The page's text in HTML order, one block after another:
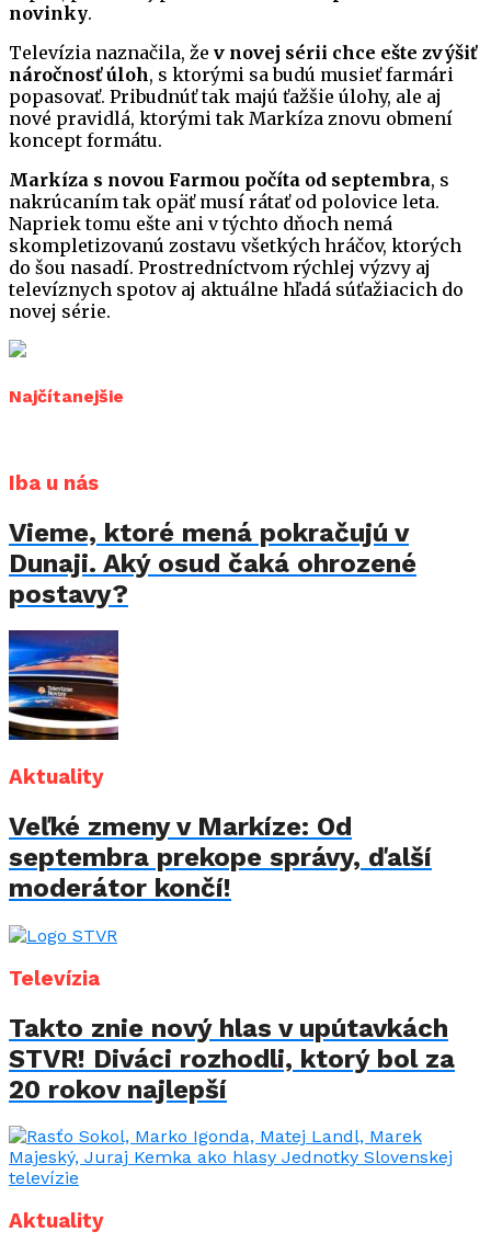
novinky.
Televízia naznačila, že v novej sérii chce ešte zvýšiť
náročnosť úloh, s ktorými sa budú musieť farmári
popasovať. Pribudnúť tak majú ťažšie úlohy, ale aj
nové pravidlá, ktorými tak Markíza znovu obmení
koncept formátu.
Markíza s novou Farmou počíta od septembra, s
nakrúcaním tak opäť musí rátať od polovice leta.
Napriek tomu ešte ani v týchto dňoch nemá
skompletizovanú zostavu všetkých hráčov, ktorých
do šou nasadí. Prostredníctvom rýchlej výzvy aj
televíznych spotov aj aktuálne hľadá súťažiacich do
novej série.
Najčítanejšie
Iba u nás
Vieme, ktoré mená pokračujú v
Dunaji. Aký osud čaká ohrozené
postavy?
Aktuality
Veľké zmeny v Markíze: Od
septembra prekope správy, ďalší
moderátor končí!
Televízia
Takto znie nový hlas v upútavkách
STVR! Diváci rozhodli, ktorý bol za
20 rokov najlepší
Aktuality